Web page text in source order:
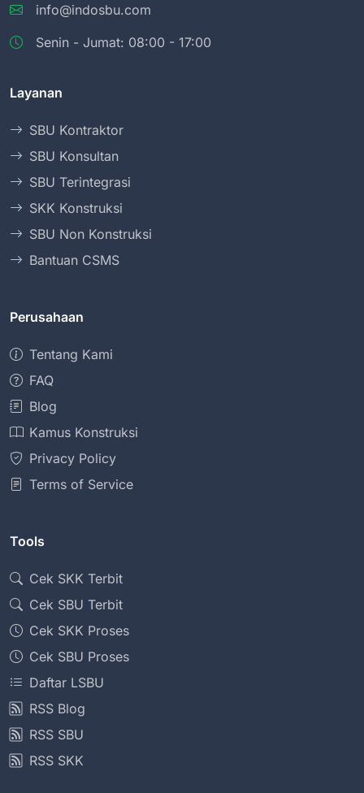
info@indosbu.com
Senin - Jumat: 08:00 - 17:00
Layanan
SBU Kontraktor
SBU Konsultan
SBU Terintegrasi
SKK Konstruksi
SBU Non Konstruksi
Bantuan CSMS
Perusahaan
Tentang Kami
FAQ
Blog
Kamus Konstruksi
Privacy Policy
Terms of Service
Tools
Cek SKK Terbit
Cek SBU Terbit
Cek SKK Proses
Cek SBU Proses
Daftar LSBU
RSS Blog
RSS SBU
RSS SKK